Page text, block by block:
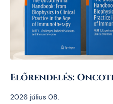
Előrendelés:
2026 július 08.